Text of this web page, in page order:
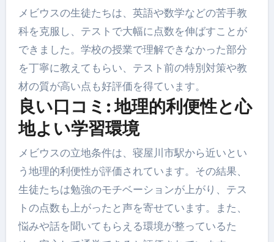
メビウスの生徒たちは、英語や数学などの苦手教
科を克服し、テストで大幅に点数を伸ばすことが
できました。学校の授業で理解できなかった部分
を丁寧に教えてもらい、テスト前の特別対策や教
材の質が高い点も好評価を得ています。
良い口コミ: 地理的利便性と心
地よい学習環境
メビウスの立地条件は、寝屋川市駅から近いとい
う地理的利便性が評価されています。その結果、
生徒たちは勉強のモチベーションが上がり、テス
トの点数も上がったと声を寄せています。また、
悩みや話を聞いてもらえる環境が整っているた